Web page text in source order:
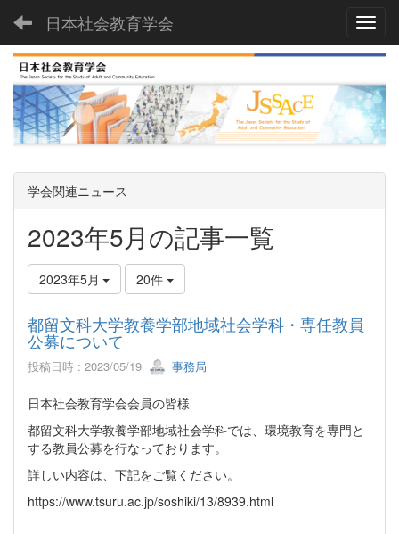
日本社会教育学会
学会関連ニュース
2023年5月の記事一覧
2023年5月 20件
都留文科大学教養学部地域社会学科・専任教員
公募について
投稿日時 : 2023/05/19 事務局
日本社会教育学会会員の皆様
都留文科大学教養学部地域社会学科では、環境教育を専門と
する教員公募を行なっております。
詳しい内容は、下記をご覧ください。
https://www.tsuru.ac.jp/soshiki/13/8939.html